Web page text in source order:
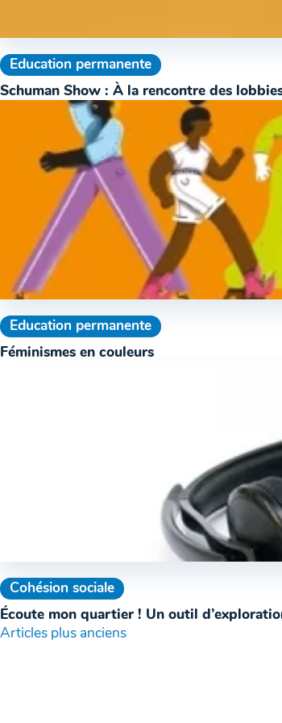
Education permanente
Schuman Show : À la rencontre des
Education permanente
Féminismes en couleurs
Cohésion sociale
Écoute mon quartier ! Un outil
Navigation
Articles plus anciens